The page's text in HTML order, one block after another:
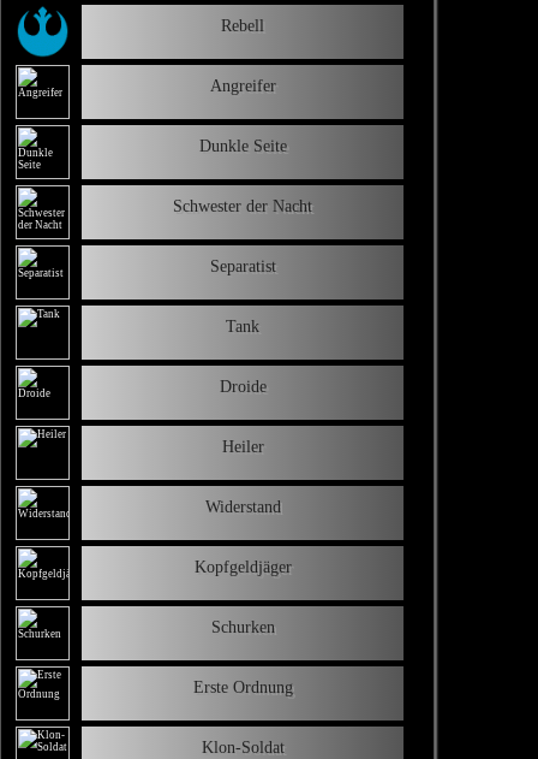
Rebell
Angreifer
Dunkle Seite
Schwester der Nacht
Separatist
Tank
Droide
Heiler
Widerstand
Kopfgeldjäger
Schurken
Erste Ordnung
Klon-Soldat